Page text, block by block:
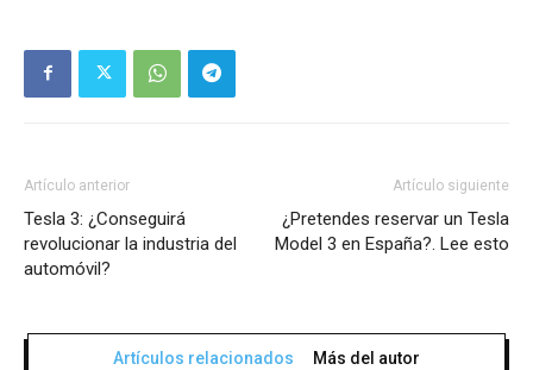
Artículo anterior
Tesla 3: ¿Conseguirá
revolucionar la industria del
automóvil?
Artículo siguiente
¿Pretendes reservar un Tesla
Model 3 en España?. Lee esto
Artículos relacionados Más del autor